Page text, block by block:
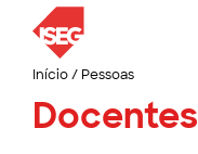
Início/ Pessoas
Docentes